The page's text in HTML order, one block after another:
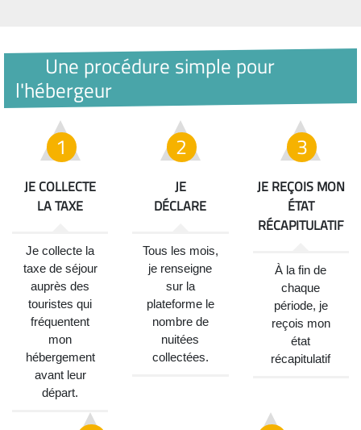
Une procédure simple pour
l'hébergeur
JE COLLECTE
LA TAXE
Je collecte la
taxe de séjour
auprès des
touristes qui
fréquentent
mon
hébergement
avant leur
départ.
JE
DÉCLARE
Tous les mois,
je renseigne
sur la
plateforme le
nombre de
nuitées
collectées.
JE REÇOIS MON
ÉTAT
RÉCAPITULATIF
À la fin de
chaque
période, je
reçois mon
état
récapitulatif